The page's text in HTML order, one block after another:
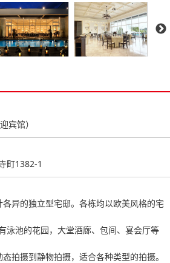
宾馆）
町1382-1
异的独立型宅邸。各栋均以欧美风格的宅
泳池的花园，大堂酒廊、包间、宴会厅等
拍摄到静物拍摄，适合各种类型的拍摄。